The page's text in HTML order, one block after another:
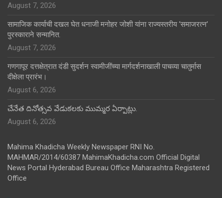
August 7, 2026
सामाजिक कार्याची दखल घेत धनाजी मनोहर जोशी यांना राज्यस्तरीय ‘समाजरत्न’
पुरस्काराने सन्मानित.
August 7, 2026
गणगापूर दत्तक्षेत्रात दंडी सुदर्शन स्वामीजींच्या मार्गदर्शनाखाली पाचव्या चातुर्मास
दीक्षेला प्रारंभ।
August 6, 2026
చేనేత దినోత్సవ వేడుకలకు ముమ్మర ఏర్పాట్లు.
August 6, 2026
Mahima Khadicha Weekly Newspaper RNI No.
MAHMAR/2014/60387 MahimaKhadicha.com Official Digital
News Portal Hyderabad Bureau Office Maharashtra Registered
Office